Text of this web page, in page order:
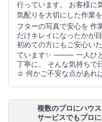
行っています。 お客様に
気配りを大切にした作業
フターの写真で安心を 作
だけキレイになったかが
初めての方にもご安心い
ています✨ ⸻ 一人ひと
丁寧に。 そんな気持ちで
☺️ 何かご不安な点があれ
複数のプロにハウ
サービスでもプロ